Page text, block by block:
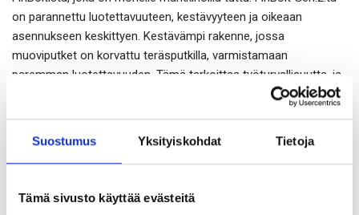
Suostumus Yksityiskohdat Tietoja
Tämä sivusto käyttää evästeitä
on parannettu luotettavuuteen, kestävyyteen ja oikeaan
asennukseen keskittyen. Kestävämpi rakenne, jossa
muoviputket on korvattu teräsputkilla, varmistamaan
paremman luotettavuuden. Tämä tarkoittaa työturvallisuutta, ja
Innovatiivinen yhdistelmäpulttijärjestelmämme integroiduilla
tunnelointitoiminnalle. Tiukat vaatimukset koskien veden